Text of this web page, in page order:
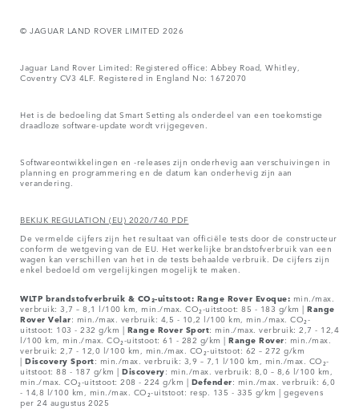
© JAGUAR LAND ROVER LIMITED 2026
Jaguar Land Rover Limited: Registered office: Abbey Road, Whitley,
Coventry CV3 4LF. Registered in England No: 1672070
Het is de bedoeling dat Smart Setting als onderdeel van een toekomstige
draadloze software-update wordt vrijgegeven.
Softwareontwikkelingen en -releases zijn onderhevig aan verschuivingen in
planning en programmering en de datum kan onderhevig zijn aan
verandering.
BEKIJK REGULATION (EU) 2020/740 PDF
De vermelde cijfers zijn het resultaat van officiële tests door de constructeur
conform de wetgeving van de EU. Het werkelijke brandstofverbruik van een
wagen kan verschillen van het in de tests behaalde verbruik. De cijfers zijn
enkel bedoeld om vergelijkingen mogelijk te maken.
WLTP brandstofverbruik & CO₂-uitstoot: Range Rover Evoque: min./max.
verbruik: 3,7 – 8,1 l/100 km, min./max. CO₂-uitstoot: 85 - 183 g/km | Range
Rover Velar: min./max. verbruik: 4,5 - 10,2 l/100 km, min./max. CO₂-
uitstoot: 103 - 232 g/km | Range Rover Sport: min./max. verbruik: 2,7 - 12,4
l/100 km, min./max. CO₂-uitstoot: 61 - 282 g/km | Range Rover: min./max.
verbruik: 2,7 - 12,0 l/100 km, min./max. CO₂-uitstoot: 62 – 272 g/km
| Discovery Sport: min./max. verbruik: 3,9 – 7,1 l/100 km, min./max. CO₂-
uitstoot: 88 - 187 g/km | Discovery: min./max. verbruik: 8,0 – 8,6 l/100 km,
min./max. CO₂-uitstoot: 208 - 224 g/km | Defender: min./max. verbruik: 6,0
- 14,8 l/100 km, min./max. CO₂-uitstoot: resp. 135 - 335 g/km | gegevens
per 24 augustus 2025